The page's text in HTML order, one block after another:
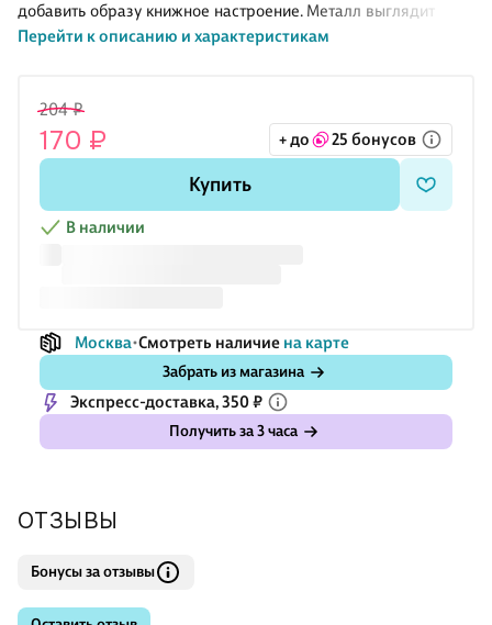
добавить образу книжное настроение. Металл выглядит
аккуратно и рассчитан на регулярное ношение. Подойдёт
Перейти к описанию и характеристикам
204 ₽
170 ₽ + до 25 бонусов
Купить
В наличии
Москва Смотреть наличие на карте
Забрать из магазина
Экспресс-доставка, 350 ₽
Получить за 3 часа
ОТЗЫВЫ
Бонусы за отзывы